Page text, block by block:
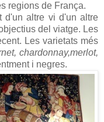
regions de França.
d'un altre vi d'un altre
del viatge. Les
Les varietats més
chardonnay,merlot,
i negres.